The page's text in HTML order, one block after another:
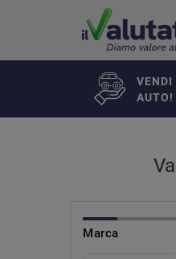
VENDI
AUTO!
marca